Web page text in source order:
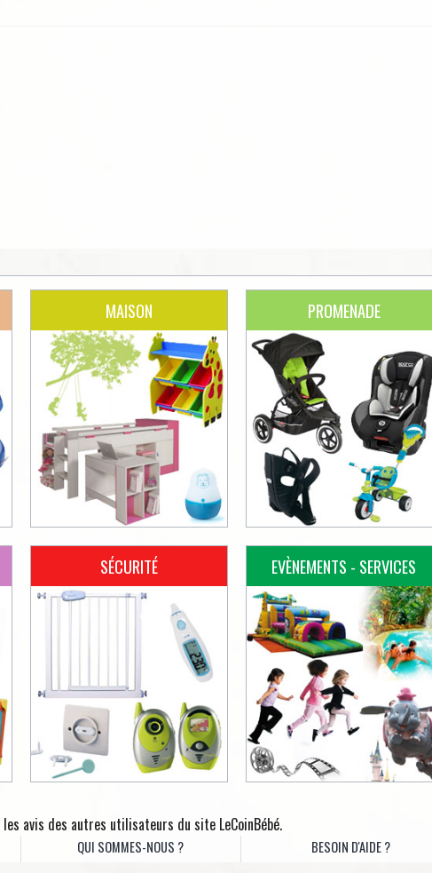
MAISON PROMENADE
SÉCURITÉ EVÈNEMENTS - SERVICES
les avis des autres utilisateurs du site LeCoinBébé.
QUI SOMMES-NOUS ? BESOIN D'AIDE ?